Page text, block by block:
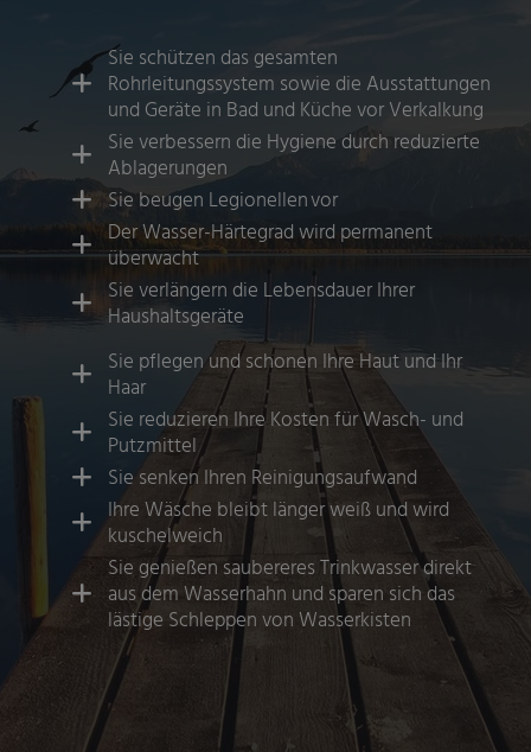
Sie schützen das gesamten
Rohrleitungssystem sowie die Ausstattungen
und Geräte in Bad und Küche vor Verkalkung
Sie verbessern die Hygiene durch reduzierte
Ablagerungen
Sie beugen Legionellen vor
Der Wasser-Härtegrad wird permanent
überwacht
Sie verlängern die Lebensdauer Ihrer
Haushaltsgeräte
Sie pflegen und schonen Ihre Haut und Ihr
Haar
Sie reduzieren Ihre Kosten für Wasch- und
Putzmittel
Sie senken Ihren Reinigungsaufwand
Ihre Wäsche bleibt länger weiß und wird
kuschelweich
Sie genießen saubereres Trinkwasser direkt
aus dem Wasserhahn und sparen sich das
lästige Schleppen von Wasserkisten